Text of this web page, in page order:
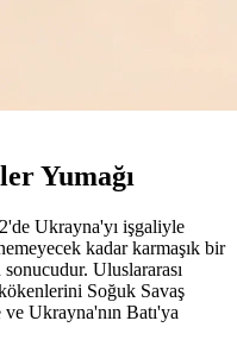
Yumağı
Ukrayna'yı işgaliyle
kadar karmaşık bir
Uluslararası
Soğuk Savaş
Ukrayna'nın Batı'ya